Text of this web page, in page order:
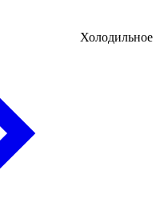
Холодильное